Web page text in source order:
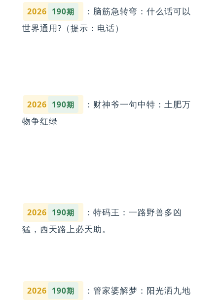
2026 190期
：脑筋急转弯：什么话可以
世界通用?（提示：电话）
2026 190期
：财神爷一句中特：土肥万
物争红绿
2026 190期
：特码王：一路野兽多凶
猛，西天路上必天助。
2026 190期 ：管家婆解梦：阳光洒九地